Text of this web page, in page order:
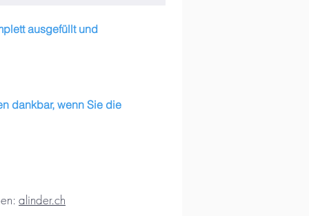
ausgefüllt und
dankbar, wenn Sie die
alinder.ch